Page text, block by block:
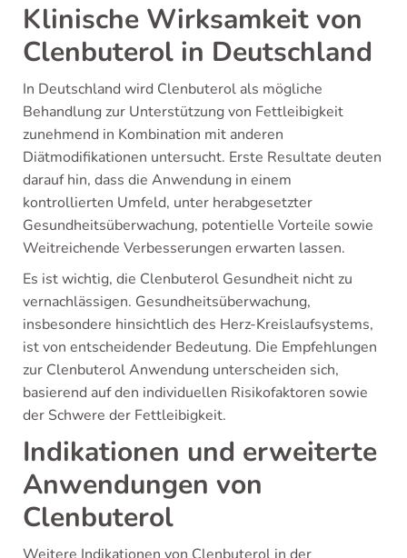
Klinische Wirksamkeit von
Clenbuterol in Deutschland
In Deutschland wird Clenbuterol als mögliche
Behandlung zur Unterstützung von Fettleibigkeit
zunehmend in Kombination mit anderen
Diätmodifikationen untersucht. Erste Resultate deuten
darauf hin, dass die Anwendung in einem
kontrollierten Umfeld, unter herabgesetzter
Gesundheitsüberwachung, potentielle Vorteile sowie
Weitreichende Verbesserungen erwarten lassen.
Es ist wichtig, die Clenbuterol Gesundheit nicht zu
vernachlässigen. Gesundheitsüberwachung,
insbesondere hinsichtlich des Herz-Kreislaufsystems,
ist von entscheidender Bedeutung. Die Empfehlungen
zur Clenbuterol Anwendung unterscheiden sich,
basierend auf den individuellen Risikofaktoren sowie
der Schwere der Fettleibigkeit.
Indikationen und erweiterte
Anwendungen von
Clenbuterol